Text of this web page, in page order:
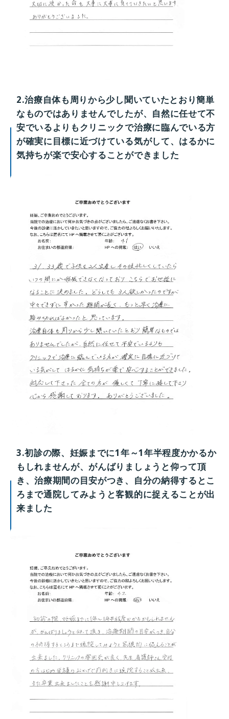
2.治療自体も周りから少し聞いていたとおり簡単
なものではありませんでしたが、自然に任せて不
安でいるよりもクリニックで治療に臨んでいる方
が確実に目標に近づけている気がして、はるかに
気持ちが楽で安心することができました
3.初診の際、妊娠までに1年～1年半程度かかるか
もしれませんが、がんばりましょうと仰って頂
き、治療期間の目安がつき、自分の納得するとこ
ろまで通院してみようと客観的に捉えることが出
来ました